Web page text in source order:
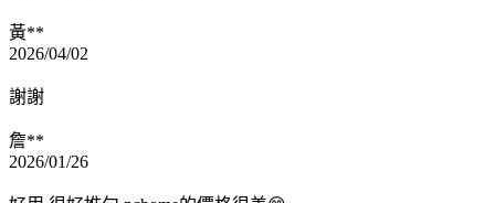
黃**
2026/04/02
謝謝
詹**
2026/01/26